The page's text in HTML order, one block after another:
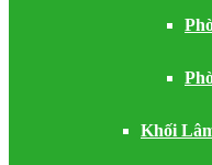
Khối